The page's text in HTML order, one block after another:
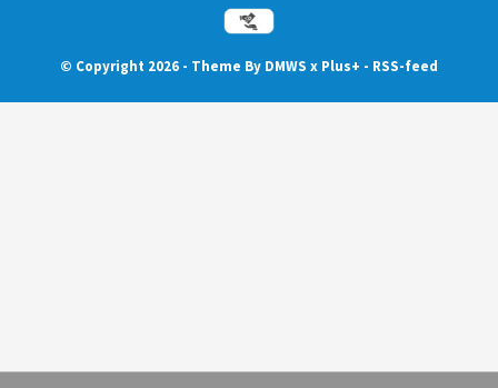
© Copyright 2026 - Theme By DMWS x Plus+ - RSS-feed